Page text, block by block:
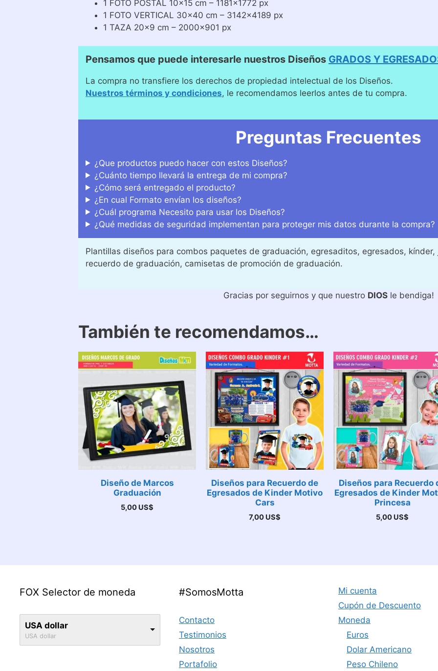
1 FOTO POSTAL 10×15 cm – 1181×1772 px
1 FOTO VERTICAL 30×40 cm – 3142×4189 px
1 TAZA 20×9 cm – 2000×901 px
Pensamos que puede interesarle nuestros Diseños GRADOS Y
La compra no transfiere los derechos de propiedad intelectual de los Diseños.
Nuestros términos y condiciones, le recomendamos leerlos antes de tu compra.
Preguntas Frecuentes
¿Que productos puedo hacer con estos Diseños?
¿Cuánto tiempo llevará la entrega de mi compra?
¿Cómo será entregado el producto?
¿En cual Formato envían los diseños?
¿Cuál programa Necesito para usar los Diseños?
¿Qué medidas de seguridad implementan para proteger mis datos durante la compra?
Plantillas diseños para combos paquetes de graduación, egresaditos, egresados,
recuerdo de graduación, camisetas de promoción de graduación.
Gracias por seguirnos y que nuestro DIOSle bendiga!
También te recomendamos…
Diseño de Marcos
Graduación
5,00 US$
Diseños para Recuerdo de
Egresados de Kinder Motivo
Cars
7,00 US$
Diseños para Recuerdo
Egresados de Kinder
Princesa
5,00 US$
FOX Selector de moneda
USA dollar
USA dollar
#SomosMotta
Contacto
Testimonios
Nosotros
Portafolio
Mi cuenta
Cupón de Descuento
Moneda
Euros
Dolar Americano
Peso Chileno